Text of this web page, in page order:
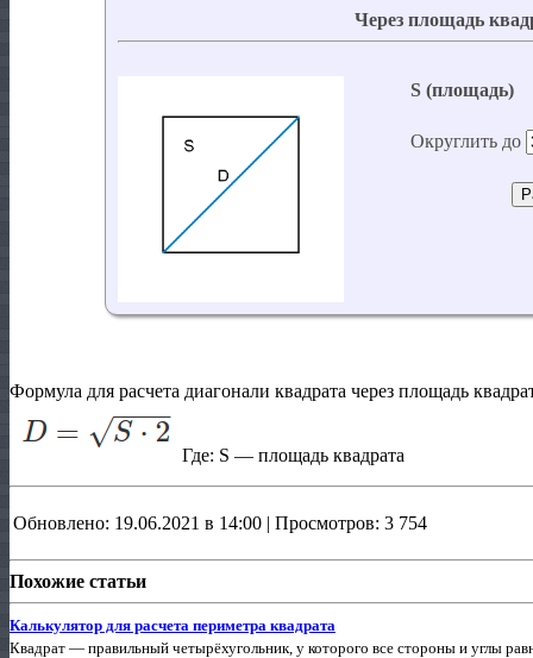
Формула для расчета диагонали квадрата через площадь
Где: S — площадь квадрата
Обновлено: 19.06.2021 в 14:00 | Просмотров: 3 754
Похожие статьи
Калькулятор для расчета периметра квадрата
Квадрат — правильный четырёхугольник, у которого все стороны и углы